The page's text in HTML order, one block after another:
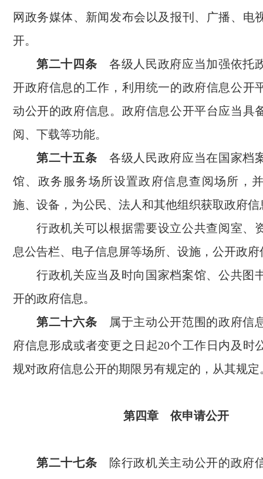
网政务媒体、新闻发布会以及报刊、广播、电
开。
第二十四条 各级人民政府应当加强依托
开政府信息的工作，利用统一的政府信息公开
动公开的政府信息。政府信息公开平台应当具
阅、下载等功能。
第二十五条 各级人民政府应当在国家档
馆、政务服务场所设置政府信息查阅场所，
施、设备，为公民、法人和其他组织获取政府
行政机关可以根据需要设立公共查阅室、
息公告栏、电子信息屏等场所、设施，公开政府
行政机关应当及时向国家档案馆、公共图
开的政府信息。
第二十六条 属于主动公开范围的政府信
府信息形成或者变更之日起20个工作日内及时
规对政府信息公开的期限另有规定的，从其规定
第四章 依申请公开
第二十七条 除行政机关主动公开的政府